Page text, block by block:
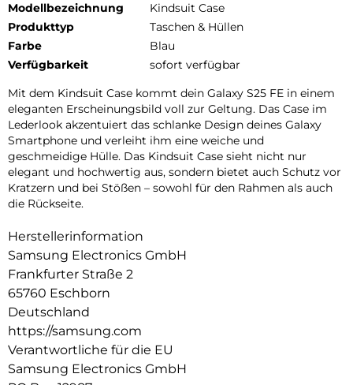
Modellbezeichnung
Kindsuit Case
Produkttyp
Taschen & Hüllen
Farbe
Blau
Verfügbarkeit
sofort verfügbar
Mit dem Kindsuit Case kommt dein Galaxy S25 FE in einem
eleganten Erscheinungsbild voll zur Geltung. Das Case im
Lederlook akzentuiert das schlanke Design deines Galaxy
Smartphone und verleiht ihm eine weiche und
geschmeidige Hülle. Das Kindsuit Case sieht nicht nur
elegant und hochwertig aus, sondern bietet auch Schutz vor
Kratzern und bei Stößen – sowohl für den Rahmen als auch
die Rückseite.
Herstellerinformation
Samsung Electronics GmbH
Frankfurter Straße 2
65760 Eschborn
Deutschland
https://samsung.com
Verantwortliche für die EU
Samsung Electronics GmbH